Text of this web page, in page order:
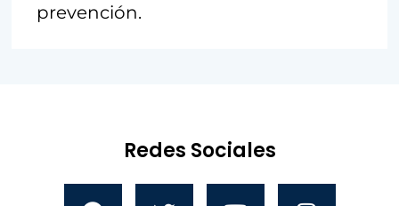
prevención.
Redes Sociales